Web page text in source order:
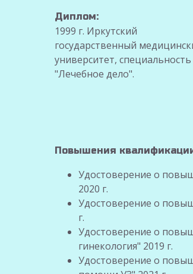
Диплом:
1999 г. Иркутский
государственный
университет, специальность
"Лечебное дело".
Повышения
Удостоверение о
2020 г.
Удостоверение о
г.
Удостоверение о
гинекология" 2019 г.
Удостоверение о